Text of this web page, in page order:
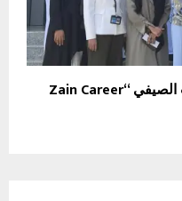
زين البحرين تطلق برنامج التدريب الصيفي “Zain Career